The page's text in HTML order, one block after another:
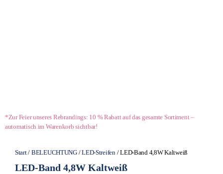
*Zur Feier unseres Rebrandings: 10 % Rabatt auf das gesamte Sortiment –
automatisch im Warenkorb sichtbar!
Start/ BELEUCHTUNG/LED-Streifen/ LED-Band 4,8W Kaltweiß
LED-Band 4,8W Kaltweiß